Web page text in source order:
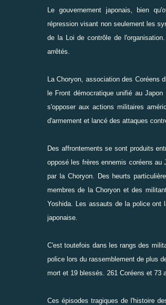
Le gouvernement japonais, bien
répression visant non seulement les
de la Loi de contrôle de l'organisation.
arrêtés.
La Choryon, association des
le Front démocratique unifié au
s'opposer aux actions militaires
d'armement et lancé des attaques
Des affrontements se sont produits
opposé les frères ennemis coréens
par la Choryon. Des heurts
membres de la Choryon et des
Yoshida. Les assauts de la police ont
japonaise.
C'est toutefois dans les rangs des
police lors du rassemblement de plus
mort et 19 blessés. 261 Coréens et 73
Ces épisodes tragiques de l'histoire